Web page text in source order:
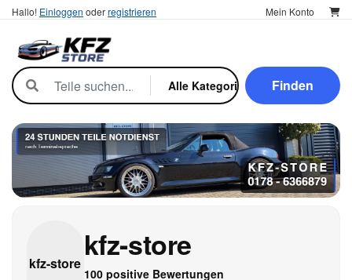
Hallo! Einloggen oderregistrieren Mein Konto
Finden
kfz-store
kfz-store
100 positive Bewertungen